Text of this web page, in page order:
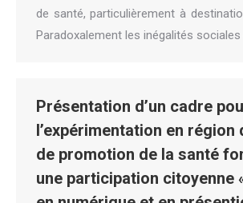
de santé, particulièrement à
Paradoxalement les inégalités
Présentation d’un cadre
l’expérimentation en région
de promotion de la santé
une participation citoyenne